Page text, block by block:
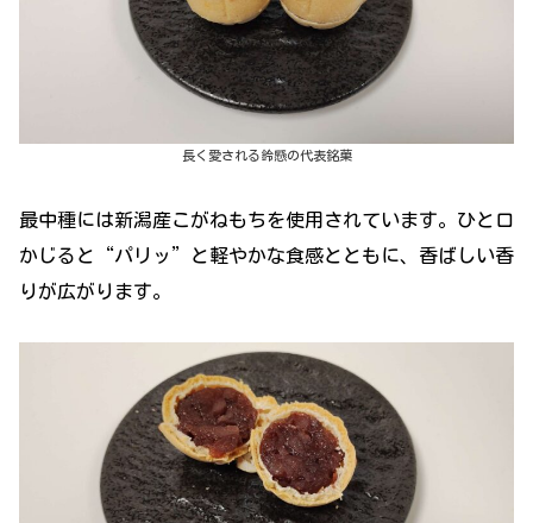
長く愛される鈴懸の代表銘菓
最中種には新潟産こがねもちを使用されています。ひと口
かじると“パリッ”と軽やかな食感とともに、香ばしい香
りが広がります。